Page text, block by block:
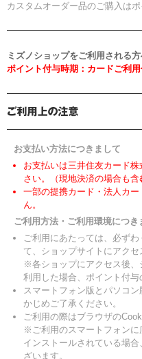
カスタムオーダー品のご購入は
ミズノショップをご利用される
ポイント付与時期：カードご利
お支払い方法につきまして
お支払いは三井住友カード
さい。（現地決済の場合も含
一部の提携カード・法人カ
ん。
ご利用方法・ご利用環境につき
ご利用にあたっては、必ず
て、ショップサイトにアクセ
※各ショップにアクセス後、
利用した場合、ポイント付与
スマートフォン版とパソコ
かじめご了承ください。
ご利用の際はブラウザの
※ご利用のスマートフォンに
インストールされている場
ざいます。